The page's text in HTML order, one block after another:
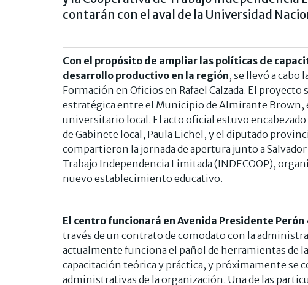
contarán con el aval de la Universidad
Con el propósito de ampliar las políticas de
desarrollo productivo en la región, se llevó a cabo
Formación en Oficios en Rafael Calzada. El
estratégica entre el Municipio de Almirante Brown,
universitario local. El acto oficial estuvo
de Gabinete local, Paula Eichel, y el diputado
compartieron la jornada de apertura junto a
Trabajo Independencia Limitada (INDECOOP),
nuevo establecimiento educativo.
El centro funcionará en Avenida Presidente Perón
través de un contrato de comodato con la
actualmente funciona el pañol de herramientas de
capacitación teórica y práctica, y próximamente se
administrativas de la organización. Una de las